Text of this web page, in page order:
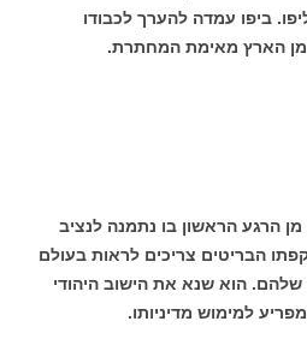
ביפו עמדה להערך לכבודו
מן הארץ מאימת המחתרת.
הרגע הראשון בו נתמנה לנציב
1938. לפי השקפתו הבריטים צריכים לראות בעולם
הוא שנא את הישוב היהודי
למימוש מדיניותו.